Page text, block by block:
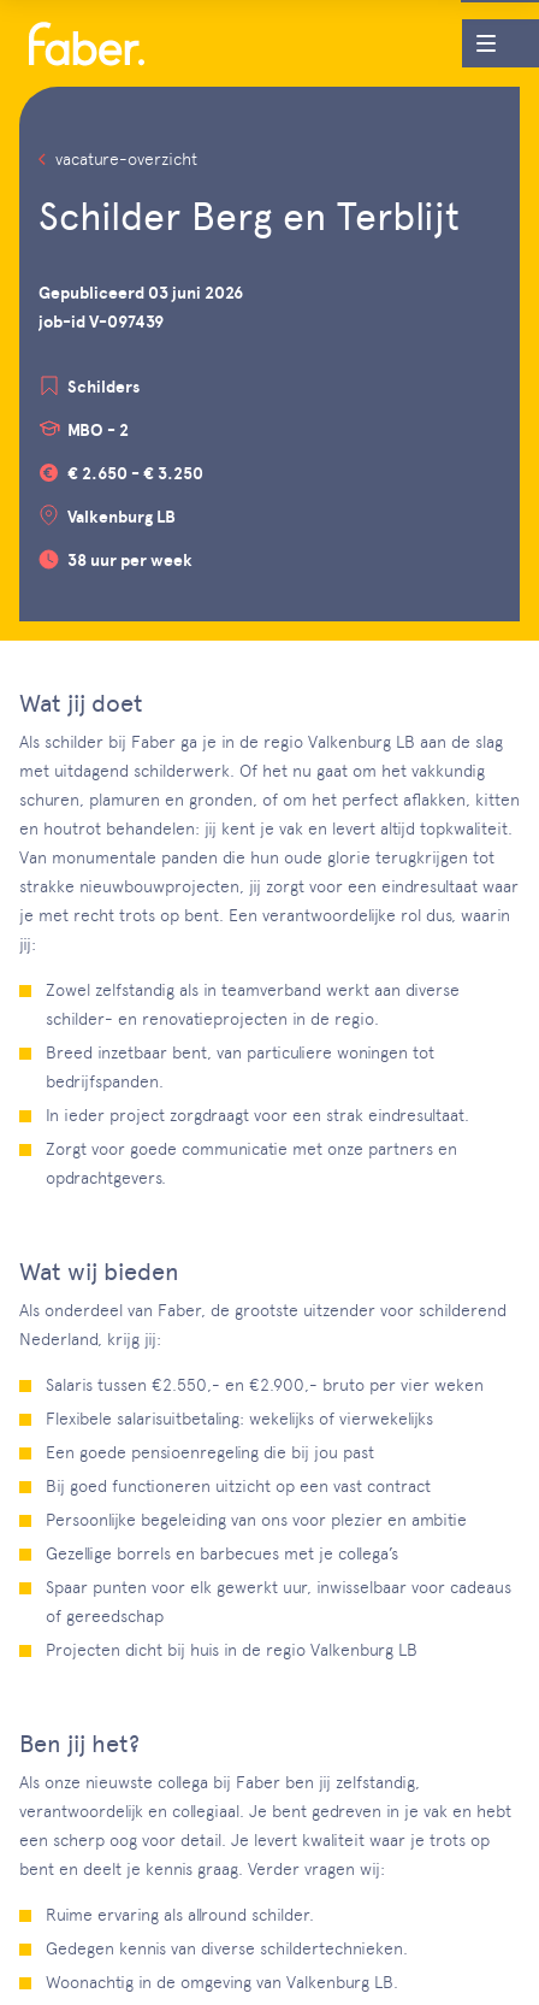
vacature-overzicht
Schilder Berg en Terblijt
Gepubliceerd 03 juni 2026
job-id V-097439
Schilders
MBO - 2
€ 2.650 - € 3.250
Valkenburg LB
38 uur per week
Wat jij doet
Als schilder bij Faber ga je in de regio Valkenburg LB aan de slag
met uitdagend schilderwerk. Of het nu gaat om het vakkundig
schuren, plamuren en gronden, of om het perfect aflakken, kitten
en houtrot behandelen: jij kent je vak en levert altijd topkwaliteit.
Van monumentale panden die hun oude glorie terugkrijgen tot
strakke nieuwbouwprojecten, jij zorgt voor een eindresultaat waar
je met recht trots op bent. Een verantwoordelijke rol dus, waarin
jij:
Zowel zelfstandig als in teamverband werkt aan diverse
schilder- en renovatieprojecten in de regio.
Breed inzetbaar bent, van particuliere woningen tot
bedrijfspanden.
In ieder project zorgdraagt voor een strak eindresultaat.
Zorgt voor goede communicatie met onze partners en
opdrachtgevers.
Wat wij bieden
Als onderdeel van Faber, de grootste uitzender voor schilderend
Nederland, krijg jij:
Salaris tussen €2.550,- en €2.900,- bruto per vier weken
Flexibele salarisuitbetaling: wekelijks of vierwekelijks
Een goede pensioenregeling die bij jou past
Bij goed functioneren uitzicht op een vast contract
Persoonlijke begeleiding van ons voor plezier en ambitie
Gezellige borrels en barbecues met je collega’s
Spaar punten voor elk gewerkt uur, inwisselbaar voor cadeaus
of gereedschap
Projecten dicht bij huis in de regio Valkenburg LB
Ben jij het?
Als onze nieuwste collega bij Faber ben jij zelfstandig,
verantwoordelijk en collegiaal. Je bent gedreven in je vak en hebt
een scherp oog voor detail. Je levert kwaliteit waar je trots op
bent en deelt je kennis graag. Verder vragen wij:
Ruime ervaring als allround schilder.
Gedegen kennis van diverse schildertechnieken.
Woonachtig in de omgeving van Valkenburg LB.